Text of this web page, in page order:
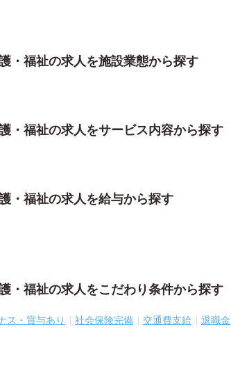
・福祉の求人を施設業態から探す
・福祉の求人をサービス内容から探す
・福祉の求人を給与から探す
・福祉の求人をこだわり条件から探す
ス・賞与あり 社会保険完備 交通費支給
退職金